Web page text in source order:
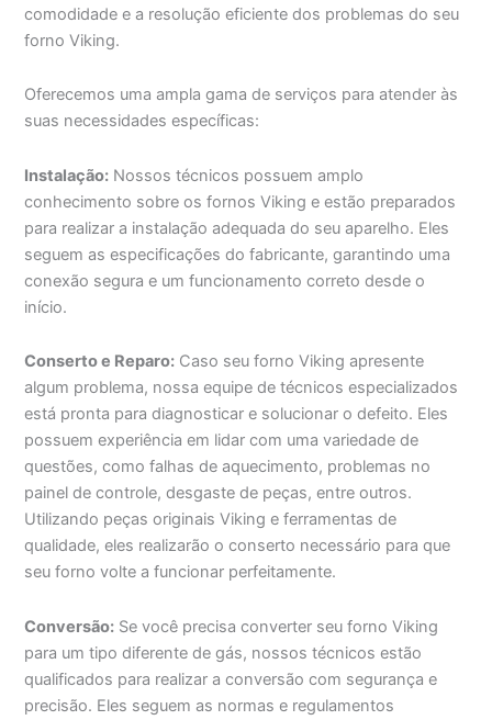
comodidade e a resolução eficiente dos problemas do seu
forno Viking.
Oferecemos uma ampla gama de serviços para atender às
suas necessidades específicas:
Instalação: Nossos técnicos possuem amplo
conhecimento sobre os fornos Viking e estão preparados
para realizar a instalação adequada do seu aparelho. Eles
seguem as especificações do fabricante, garantindo uma
conexão segura e um funcionamento correto desde o
início.
Conserto e Reparo: Caso seu forno Viking apresente
algum problema, nossa equipe de técnicos especializados
está pronta para diagnosticar e solucionar o defeito. Eles
possuem experiência em lidar com uma variedade de
questões, como falhas de aquecimento, problemas no
painel de controle, desgaste de peças, entre outros.
Utilizando peças originais Viking e ferramentas de
qualidade, eles realizarão o conserto necessário para que
seu forno volte a funcionar perfeitamente.
Conversão: Se você precisa converter seu forno Viking
para um tipo diferente de gás, nossos técnicos estão
qualificados para realizar a conversão com segurança e
precisão. Eles seguem as normas e regulamentos